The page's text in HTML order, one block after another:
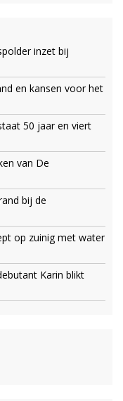
inzet bij
en kansen voor het
50 jaar en viert
van De
bij de
op zuinig met water
Karin blikt